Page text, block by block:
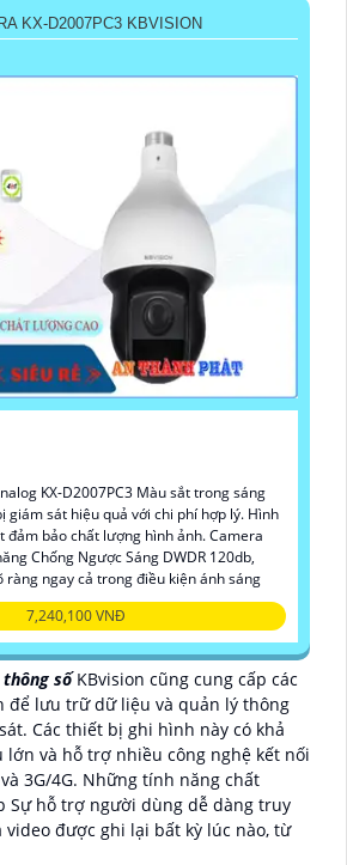
KX-D2007PC3 KBVISION
KX-D2007PC3 Màu sắt trong sáng
giám sát hiệu quả với chi phí hợp lý. Hình
đảm bảo chất lượng hình ảnh. Camera
Chống Ngược Sáng DWDR 120db,
ràng ngay cả trong điều kiện ánh sáng
7,240,100 VNĐ
sốKBvision cũng cung cấp các
để lưu trữ dữ liệu và quản lý thông
Các thiết bị ghi hình này có khả
và hỗ trợ nhiều công nghệ kết nối
3G/4G. Những tính năng chất
Sự hỗ trợ người dùng dễ dàng truy
video được ghi lại bất kỳ lúc nào, từ